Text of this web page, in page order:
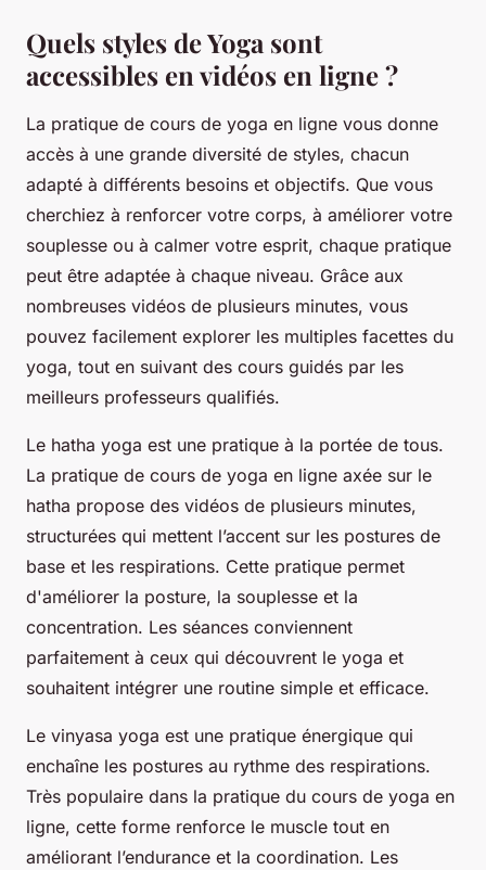
Quels styles de Yoga sont
accessibles en vidéos en ligne ?
La pratique de cours de yoga en ligne vous donne
accès à une grande diversité de styles, chacun
adapté à différents besoins et objectifs. Que vous
cherchiez à renforcer votre corps, à améliorer votre
souplesse ou à calmer votre esprit, chaque pratique
peut être adaptée à chaque niveau. Grâce aux
nombreuses vidéos de plusieurs minutes, vous
pouvez facilement explorer les multiples facettes du
yoga, tout en suivant des cours guidés par les
meilleurs professeurs qualifiés.
Le hatha yoga est une pratique à la portée de tous.
La pratique de cours de yoga en ligne axée sur le
hatha propose des vidéos de plusieurs minutes,
structurées qui mettent l’accent sur les postures de
base et les respirations. Cette pratique permet
d'améliorer la posture, la souplesse et la
concentration. Les séances conviennent
parfaitement à ceux qui découvrent le yoga et
souhaitent intégrer une routine simple et efficace.
Le vinyasa yoga est une pratique énergique qui
enchaîne les postures au rythme des respirations.
Très populaire dans la pratique du cours de yoga en
ligne, cette forme renforce le muscle tout en
améliorant l’endurance et la coordination. Les